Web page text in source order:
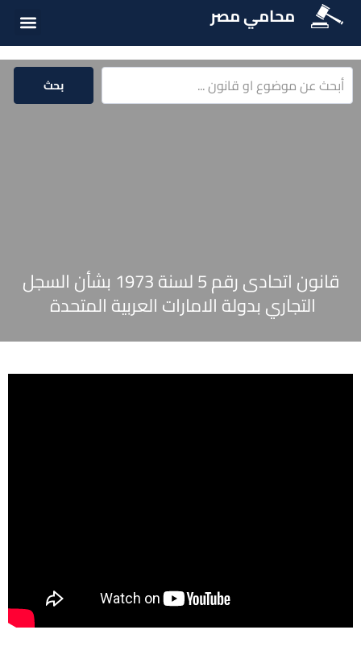
محامي مصر
بحث
قانون اتحادى رقم 5 لسنة 1973 بشأن السجل
التجاري بدولة الامارات العربية المتحدة